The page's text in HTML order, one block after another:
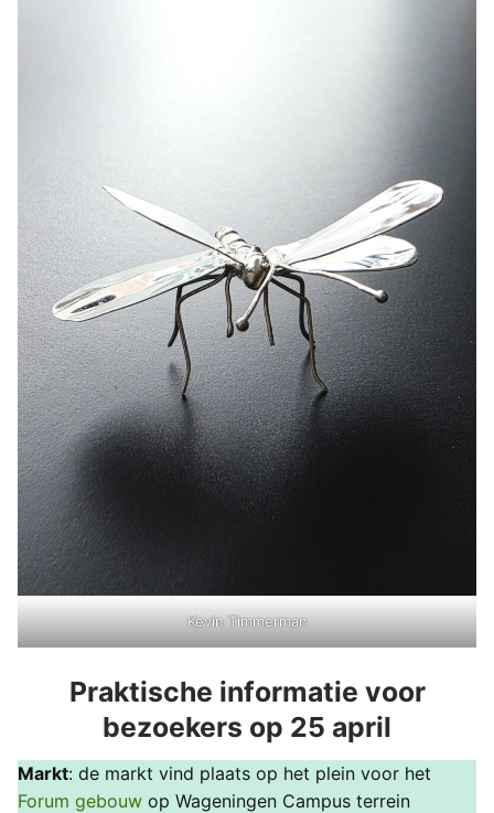
Kevin Timmerman
Praktische informatie voor
bezoekers op 25 april
Markt: de markt vind plaats op het plein voor het
Forum gebouw op Wageningen Campus terrein